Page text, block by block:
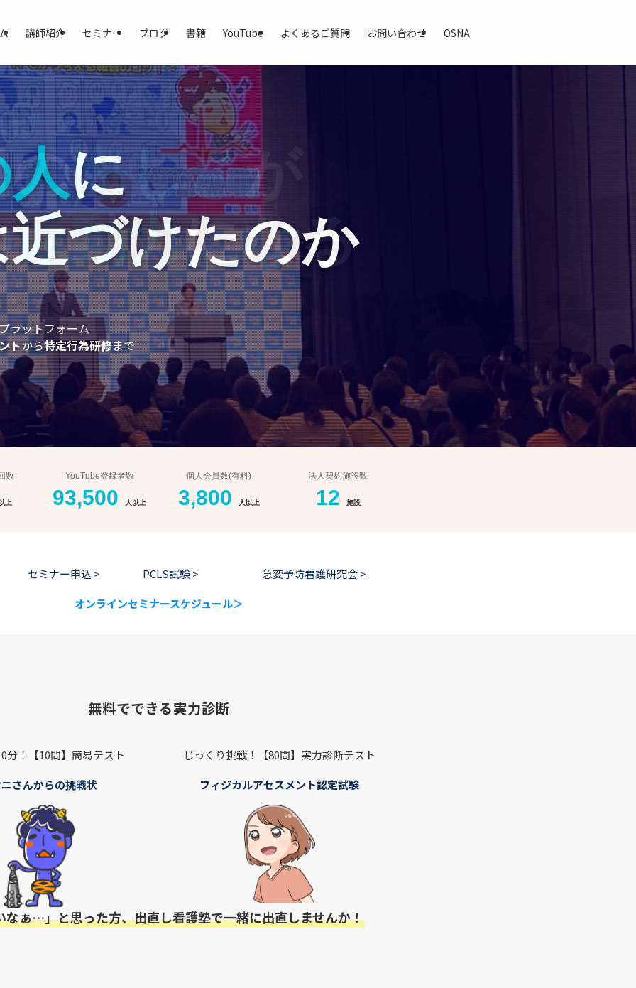
講師紹介 セミナー ブログ 書籍 YouTube よくあるご質問 お問い合わせ OSNA
とう」が
なくて
ラットフォーム
トから特定行為研修まで
悔しさが
原動力になる
ラットフォーム
トから特定行為研修まで
に
づけたのか
ラットフォーム
トから特定行為研修まで
とう」が
なくて
ラットフォーム
トから特定行為研修まで
悔しさが
原動力になる
ラットフォーム
トから特定行為研修まで
数
上
YouTube登録者数
93,500 人以上
個人会員数(有料)
3,800 人以上
法人契約施設数
12 施設
セミナー申込 > PCLS試験 >
急変予防看護研究会 >
オンラインセミナースケジュール＞
無料でできる実力診断
分！【10問】簡易テスト
さんからの挑戦状
じっくり挑戦！【80問】実力診断テスト
フィジカルアセスメント認定試験
なぁ…」と思った方、出直し看護塾で一緒に出直しませんか！